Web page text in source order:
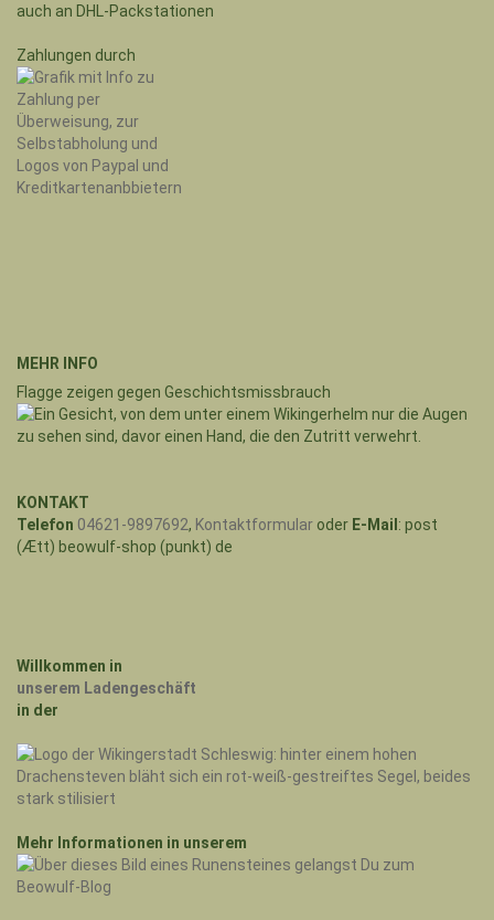
auch an DHL-Packstationen
Zahlungen durch
MEHR INFO
Flagge zeigen gegen Geschichtsmissbrauch
KONTAKT
Telefon 04621-9897692, Kontaktformular oder E-Mail : post
(Ætt) beowulf-shop (punkt) de
Willkommen in
unserem Ladengeschäft
in der
Mehr Informationen in unserem